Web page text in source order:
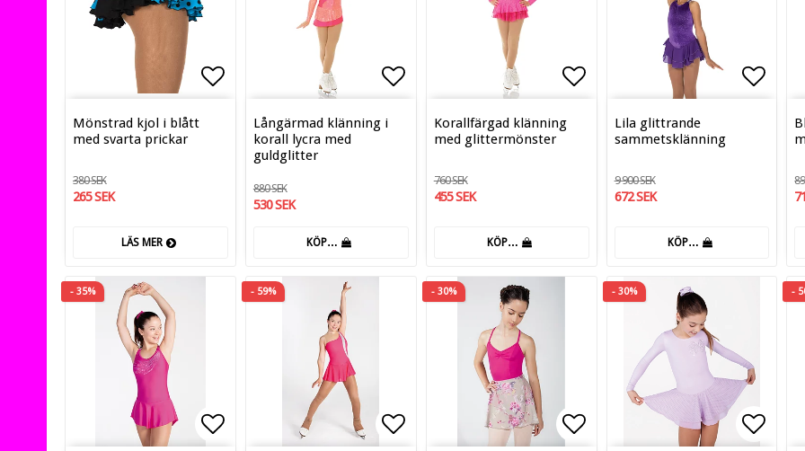
Lägg till i favoritlistan
Mönstrad kjol i blått
med svarta prickar
380 SEK
265 SEK
LÄS MER
Lägg till i favoritlistan
Långärmad klänning i
korall lycra med
guldglitter
880 SEK
530 SEK
KÖP…
Lägg till i favoritlistan
Korallfärgad klänning
med glittermönster
760 SEK
455 SEK
KÖP…
Lila glittrande
sammetsklänning
9 900 SEK
672 SEK
KÖP…
- 35% - 59% - 30% - 30% -